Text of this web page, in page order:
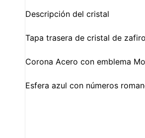
Descripción del cristal
Tapa trasera de cristal de zafiro
Corona Acero con emblema
Esfera azul con números